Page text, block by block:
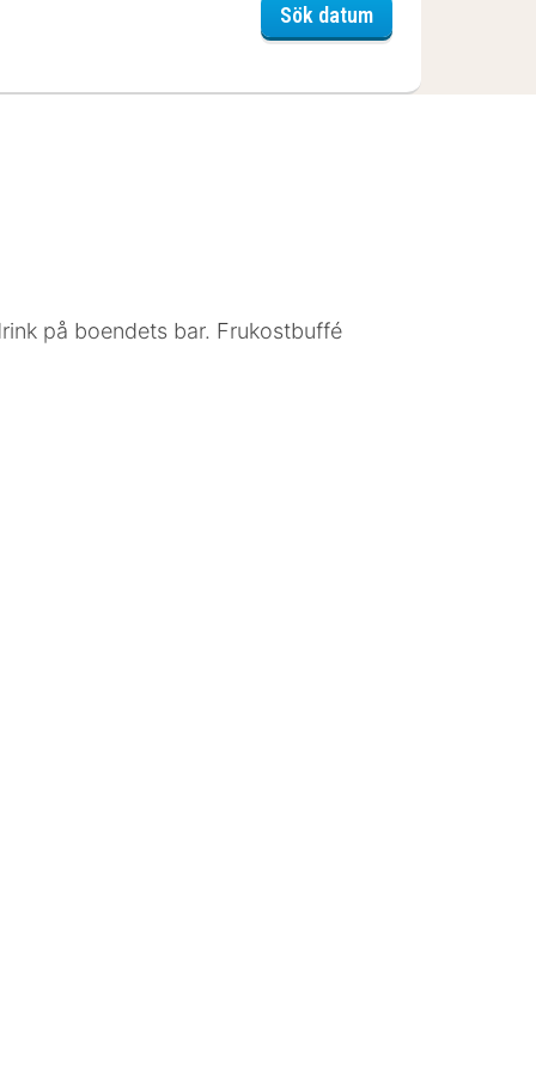
Sök datumSmygehus
på boendets bar. Frukostbuffé
- 13,4 km Abbekås Golfklubb
gamla kyrka - 24,8 km Ales
är Malmö (MMX-Sturup) -